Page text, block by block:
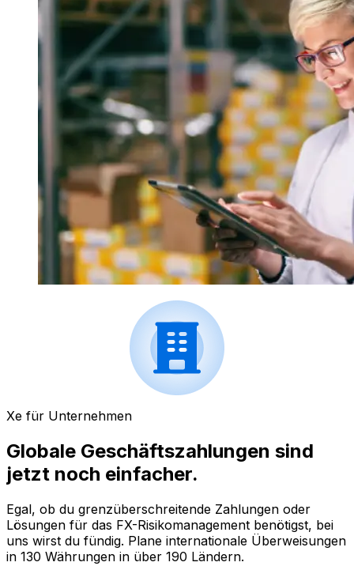
Xe für Unternehmen
Globale Geschäftszahlungen sind
jetzt noch einfacher.
Egal, ob du grenzüberschreitende Zahlungen oder
Lösungen für das FX-Risikomanagement benötigst, bei
uns wirst du fündig. Plane internationale Überweisungen
in 130 Währungen in über 190 Ländern.